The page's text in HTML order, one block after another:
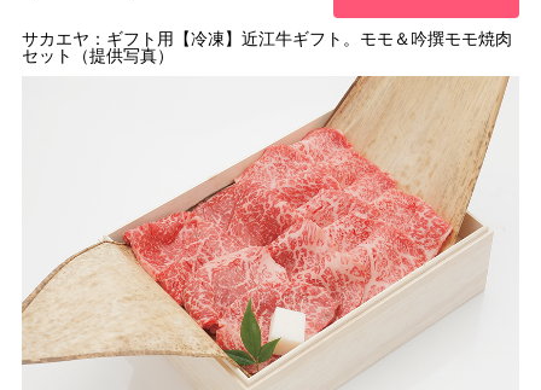
サカエヤ：ギフト用【冷凍】近江牛ギフト。モモ＆吟撰モモ焼肉
セット（提供写真）